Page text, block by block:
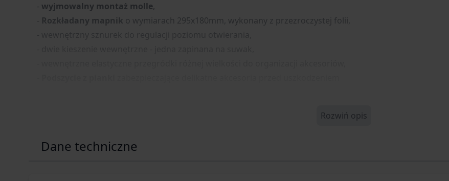
- wyjmowalny montaż molle,
- Rozkładany mapnik o wymiarach 295x180mm, wykonany z przezroczystej folii,
Rozwiń opis
Dane techniczne